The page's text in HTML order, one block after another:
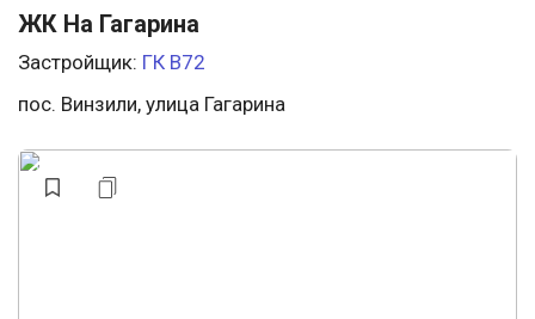
ЖК На Гагарина
Застройщик: ГК В72
пос. Винзили, улица Гагарина